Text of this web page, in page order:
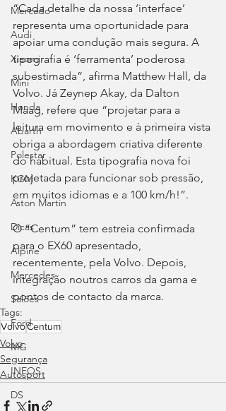
Mercado
Audi
Xiaomi
Mini
Honda
Abarth
Polestar
KGM
Aston Martin
Dicas
Alpine
Mercedes
Salões
Ford
MG
INEOS
DS
“Cada detalhe da nossa ‘interface’
representa uma oportunidade para
apoiar uma condução mais segura. A
tipografia é ‘ferramenta’ poderosa
subestimada”, afirma Matthew Hall, da
Volvo. Já Zeynep Akay, da Dalton
Maag, refere que “projetar para a
leitura em movimento e à primeira vista
obriga a abordagem criativa diferente
do habitual. Esta tipografia nova foi
projetada para funcionar sob pressão,
em muitos idiomas e a 100 km/h!”.
O “Centum” tem estreia confirmada
para o EX60 apresentado,
recentemente, pela Volvo. Depois,
integração noutros carros da gama e
pontos de contacto da marca.
Tags:
VolvoCentum
Volvo
Segurança
Autosport